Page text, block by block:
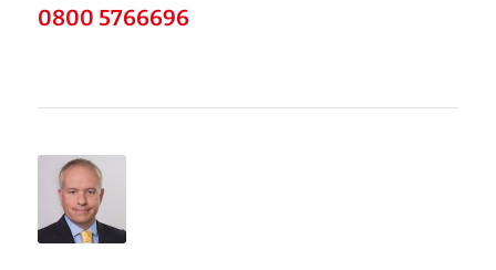
0800 5766696